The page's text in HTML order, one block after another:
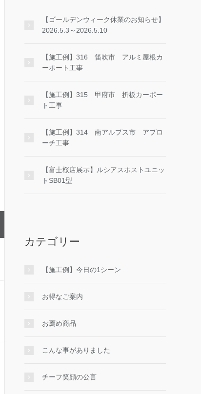
【ゴールデンウィーク休業のお知らせ】
2026.5.3～2026.5.10
【施工例】316 笛吹市 アルミ屋根カ
ーポート工事
【施工例】315 甲府市 折板カーポー
ト工事
【施工例】314 南アルプス市 アプロ
ーチ工事
【富士桜店展示】ルシアスポストユニッ
トSB01型
カテゴリー
【施工例】今日の1シーン
お得なご案内
お薦め商品
こんな事がありました
チーフ笑顔の公言